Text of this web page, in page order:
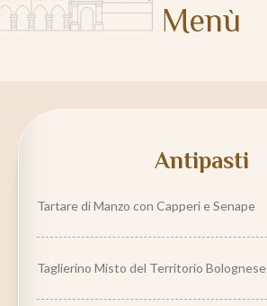
Menù
Antipasti
Tartare di Manzo con Capperi e Senape
Taglierino Misto del Territorio Bolognese